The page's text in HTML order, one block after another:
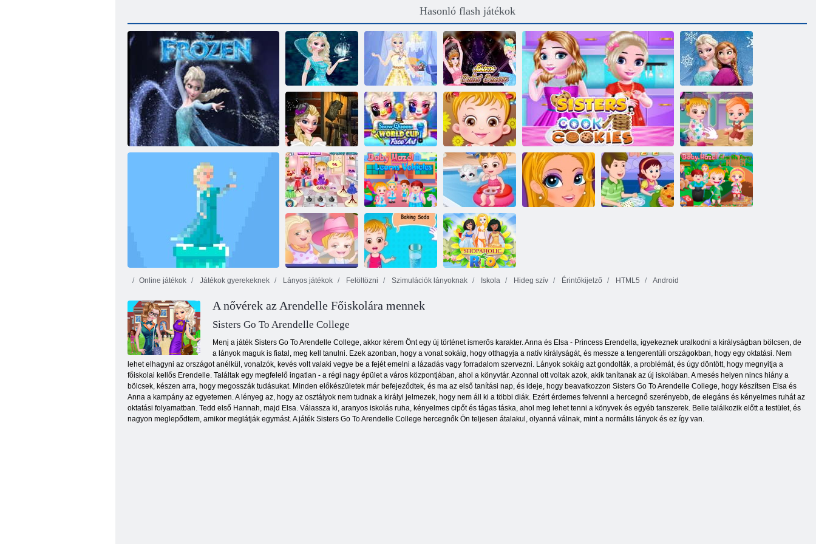
Hasonló flash játékok
Játssz Elsa Sweet Matching játékot
Fagyasztott Elsa
öltöztetős
Fagyasztott
hercegnő 2
Balett-táncos
nővérek
Elsa és Anna
gazember stílus
Hercegnő
halloween
jelmezek
Hókirálynő
világkupa arc art
art
Fagyasztott ugrás
Baba Fun Time
Baba Hazel
Aranyhal
Baba Hazel
Flower Girl
Baba Hazel
Learn Járművek
Baba Hazel
Summer Fun
Baba Hazel
Granny House
Science Fair
Play
Online játékok Játékok gyerekeknek Lányos játékok Felöltözni Szimulációk lányoknak Iskola Hideg szív Érintőkijelző HTML5 Android
A nővérek az Arendelle Főiskolára mennek
Sisters Go To Arendelle College
Menj a játék Sisters Go To Arendelle College, akkor kérem Önt egy új történet ismerős karakter. Anna és Elsa - Princess Erendella, igyekeznek uralkodni a királyságban bölcsen, de
a lányok maguk is fiatal, meg kell tanulni. Ezek azonban, hogy a vonat sokáig, hogy otthagyja a natív királyságát, és messze a tengerentúli országokban, hogy egy oktatási. Nem
lehet elhagyni az országot anélkül, vonalzók, kevés volt valaki vegye be a fejét emelni a lázadás vagy forradalom szervezni. Lányok sokáig azt gondolták, a problémát, és úgy döntött, hogy megnyitja a
főiskolai kellős Erendelle. Találtak egy megfelelő ingatlan - a régi nagy épület a város központjában, ahol a könyvtár. Azonnal ott voltak azok, akik tanítanak az új iskolában. A mesés helyen nincs hiány a
bölcsek, készen arra, hogy megosszák tudásukat. Minden előkészületek már befejeződtek, és ma az első tanítási nap, és ideje, hogy beavatkozzon Sisters Go To Arendelle College, hogy készítsen Elsa és
Anna a kampány az egyetemen. A lényeg az, hogy az osztályok nem tudnak a királyi jelmezek, hogy nem áll ki a többi diák. Ezért érdemes felvenni a hercegnő szerényebb, de elegáns és kényelmes ruhát az
oktatási folyamatban. Tedd első Hannah, majd Elsa. Válassza ki, aranyos iskolás ruha, kényelmes cipőt és tágas táska, ahol meg lehet tenni a könyvek és egyéb tanszerek. Belle találkozik előtt a testület, és
nagyon meglepődtem, amikor meglátják egymást. A játék Sisters Go To Arendelle College hercegnők Ön teljesen átalakul, olyanná válnak, mint a normális lányok és ez így van.